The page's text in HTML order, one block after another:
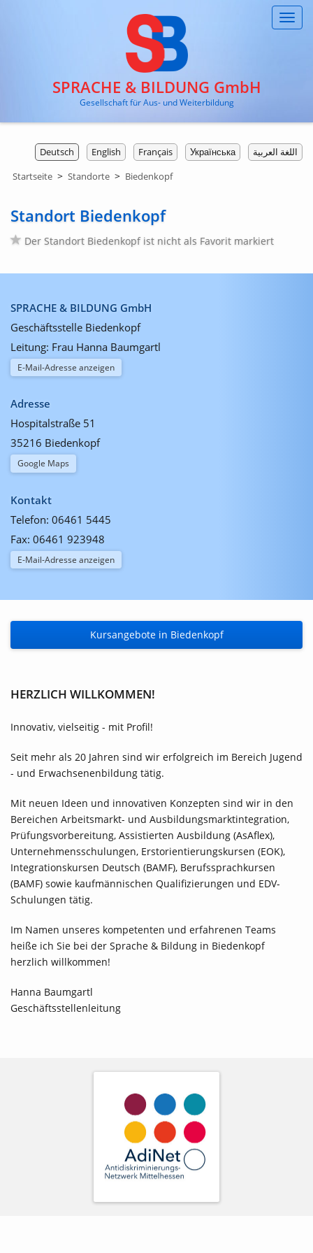
SPRACHE & BILDUNG GmbH
Gesellschaft für Aus- und Weiterbildung
اللغة العربية Українська
Français
English
Deutsch
Startseite > Standorte > Biedenkopf
Standort Biedenkopf
Der Standort Biedenkopf ist nicht als Favorit markiert
SPRACHE & BILDUNG GmbH
Geschäftsstelle Biedenkopf
Leitung: Frau Hanna Baumgartl
E-Mail-Adresse anzeigen
Adresse
Hospitalstraße 51
35216 Biedenkopf
Google Maps
Kontakt
Telefon: 06461 5445
Fax: 06461 923948
E-Mail-Adresse anzeigen
Kursangebote in Biedenkopf
HERZLICH WILLKOMMEN!
Innovativ, vielseitig - mit Profil!
Seit mehr als 20 Jahren sind wir erfolgreich im Bereich Jugend
- und Erwachsenenbildung tätig.
Mit neuen Ideen und innovativen Konzepten sind wir in den
Bereichen Arbeitsmarkt- und Ausbildungsmarktintegration,
Prüfungsvorbereitung, Assistierten Ausbildung (AsAflex),
Unternehmensschulungen, Erstorientierungskursen (EOK),
Integrationskursen Deutsch (BAMF), Berufssprachkursen
(BAMF) sowie kaufmännischen Qualifizierungen und EDV-
Schulungen tätig.
Im Namen unseres kompetenten und erfahrenen Teams
heiße ich Sie bei der Sprache & Bildung in Biedenkopf
herzlich willkommen!
Hanna Baumgartl
Geschäftsstellenleitung